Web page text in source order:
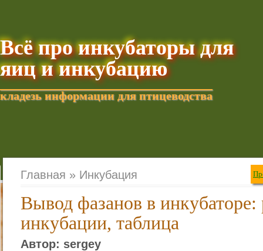
Всё про инкубаторы для
яиц и инкубацию
кладезь информации для птицеводства
Добавить текущую
Главная » Инкубация
Вывод фазанов в
инкубации, таблица
Автор: sergey